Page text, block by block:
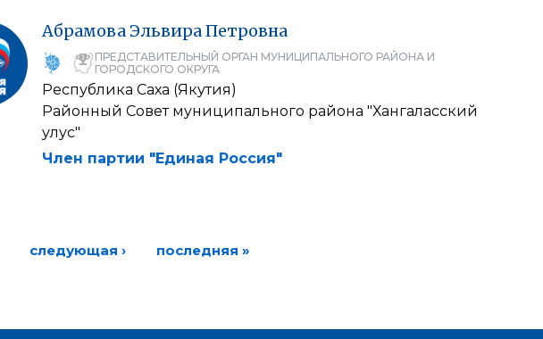
Абрамова ЭльвираПетровна
ПРЕДСТАВИТЕЛЬНЫЙ ОРГАН МУНИЦИПАЛЬНОГО РАЙОНА И
ГОРОДСКОГО ОКРУГА
Республика Саха (Якутия)
Районный Совет муниципального района "Хангаласский
улус"
Член партии "Единая Россия"
следующая › последняя »